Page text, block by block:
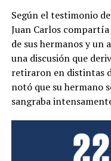
Según el testimonio
Juan Carlos
de sus hermanos y un
una discusión que
retiraron en distintas
notó que su hermano
sangraba